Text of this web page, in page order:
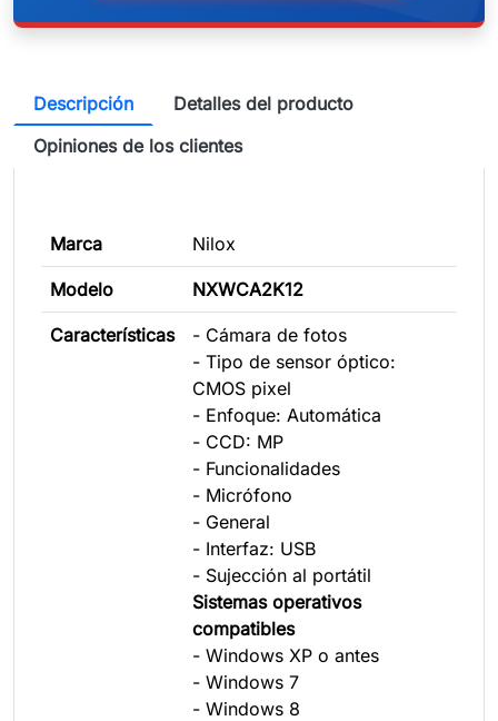
Descripción
Detalles del producto
Opiniones de los clientes
Marca Nilox
Modelo NXWCA2K12
Características
- Cámara de fotos
- Tipo de sensor óptico:
CMOS pixel
- Enfoque: Automática
- CCD: MP
- Funcionalidades
- Micrófono
- General
- Interfaz: USB
- Sujección al portátil
Sistemas operativos
compatibles
- Windows XP o antes
- Windows 7
- Windows 8